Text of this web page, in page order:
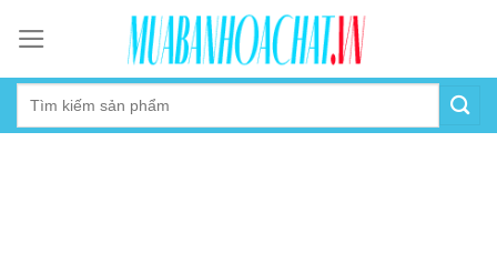
content